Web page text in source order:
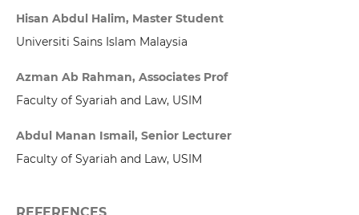
Hisan Abdul Halim, Master Student
Universiti Sains Islam Malaysia
Azman Ab Rahman, Associates Prof
Faculty of Syariah and Law, USIM
Abdul Manan Ismail, Senior Lecturer
Faculty of Syariah and Law, USIM